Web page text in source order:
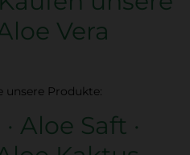
Vera
unsere Produkte:
Aloe Saft ·